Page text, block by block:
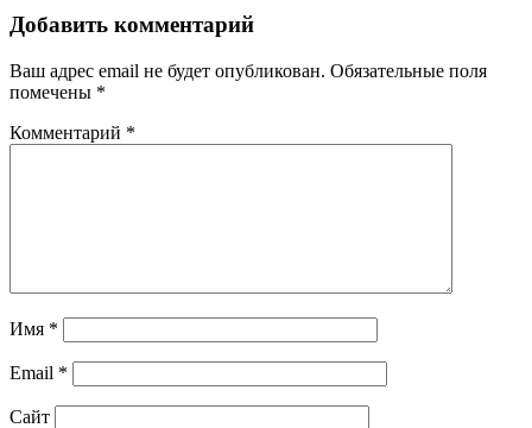
Добавить комментарий
Ваш адрес email не будет опубликован. Обязательные поля
помечены *
Комментарий *
Имя *
Email *
Сайт